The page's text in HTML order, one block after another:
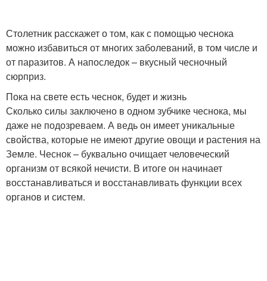
Столетник расскажет о том, как с помощью чеснока
можно избавиться от многих заболеваний, в том числе и
от паразитов. А напоследок – вкусный чесночный
сюрприз.
Пока на свете есть чеснок, будет и жизнь
Сколько силы заключено в одном зубчике чеснока, мы
даже не подозреваем. А ведь он имеет уникальные
свойства, которые не имеют другие овощи и растения на
Земле. Чеснок – буквально очищает человеческий
организм от всякой нечисти. В итоге он начинает
восстанавливаться и восстанавливать функции всех
органов и систем.